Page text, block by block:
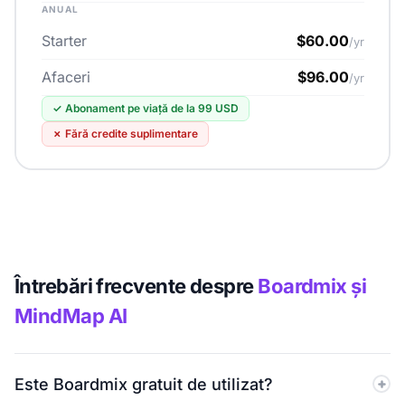
ANUAL
Starter $60.00/yr
Afaceri $96.00/yr
✓ Abonament pe viață de la 99 USD
✗ Fără credite suplimentare
Întrebări frecvente despreBoardmix și
MindMap AI
Este Boardmix gratuit de utilizat?